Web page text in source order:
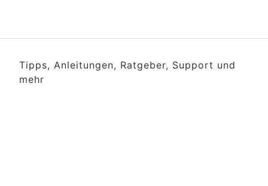
Tipps, Anleitungen, Ratgeber, Support und
mehr